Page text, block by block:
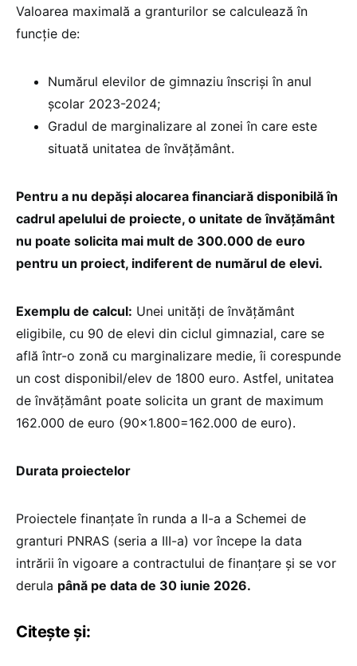
Valoarea maximală a granturilor se calculează în
funcție de:
Numărul elevilor de gimnaziu înscriși în anul
școlar 2023-2024;
Gradul de marginalizare al zonei în care este
situată unitatea de învățământ.
Pentru a nu depăși alocarea financiară disponibilă în
cadrul apelului de proiecte, o unitate de învățământ
nu poate solicita mai mult de 300.000 de euro
pentru un proiect, indiferent de numărul de elevi.
Exemplu de calcul: Unei unități de învățământ
eligibile, cu 90 de elevi din ciclul gimnazial, care se
află într-o zonă cu marginalizare medie, îi corespunde
un cost disponibil/elev de 1800 euro. Astfel, unitatea
de învățământ poate solicita un grant de maximum
162.000 de euro (90×1.800=162.000 de euro).
Durata proiectelor
Proiectele finanțate în runda a II-a a Schemei de
granturi PNRAS (seria a III-a) vor începe la data
intrării în vigoare a contractului de finanțare și se vor
derula până pe data de 30 iunie 2026.
Citește și: